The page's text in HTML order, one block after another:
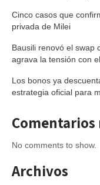
Cinco casos que
privada de Milei
Bausili renovó el swap
agrava la tensión con
Los bonos ya
estrategia oficial para
No comments to show.
Archivos